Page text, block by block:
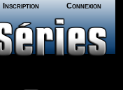
Inscription Connexion